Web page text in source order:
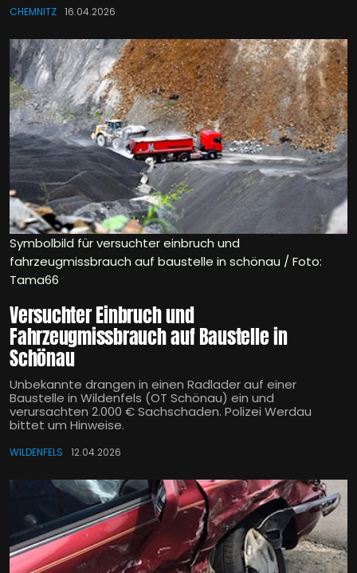
CHEMNITZ 16.04.2026
Symbolbild für versuchter einbruch und
fahrzeugmissbrauch auf baustelle in schönau / Foto:
Tama66
Versuchter Einbruch und
Fahrzeugmissbrauch auf Baustelle in
Schönau
Unbekannte drangen in einen Radlader auf einer
Baustelle in Wildenfels (OT Schönau) ein und
verursachten 2.000 € Sachschaden. Polizei Werdau
bittet um Hinweise.
WILDENFELS 12.04.2026